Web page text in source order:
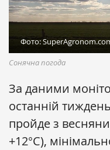
Фото:
Сонячна погода
За даними
останній
пройде з
+12°С),